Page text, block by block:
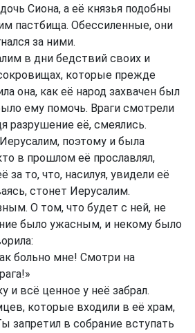
Сиона, а её князья подобны
пастбища. Обессиленные, они
за ними.
в дни бедствий своих и
которые прежде
она, как её народ захвачен был
ему помочь. Враги смотрели
разрушение её, смеялись.
поэтому и была
в прошлом её прославлял,
за то, что, насилуя, увидели её
стонет Иерусалим.
О том, что будет с ней, не
было ужасным, и некому было
больно мне! Смотри на
и всё ценное у неё забрал.
которые входили в её храм,
запретил в собрание вступать